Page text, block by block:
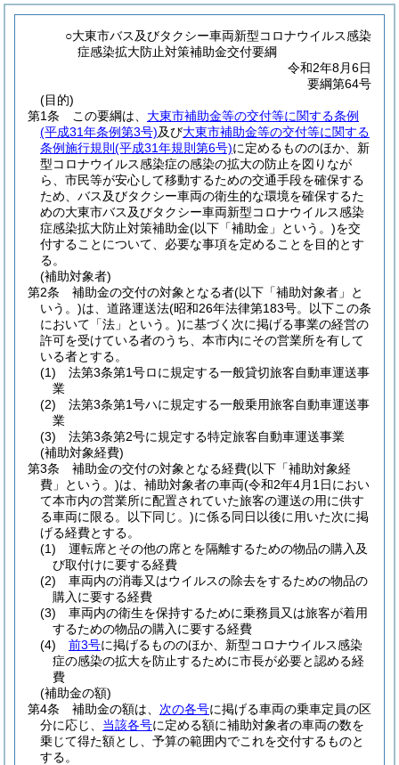
○大東市バス及びタクシー車両新型コロナウイルス感染
症感染拡大防止対策補助金交付要綱
令和2年8月6日
要綱第64号
(目的)
第1条
この要綱は、 大東市補助金等の交付等に関する条例
(平成31年条例第3号)及び大東市補助金等の交付等に関する
条例施行規則 (平成31年規則第6号)に定めるもののほか、新
型コロナウイルス感染症の感染の拡大の防止を図りなが
ら、市民等が安心して移動するための交通手段を確保する
ため、バス及びタクシー車両の衛生的な環境を確保するた
めの大東市バス及びタクシー車両新型コロナウイルス感染
症感染拡大防止対策補助金(以下「補助金」という。)を交
付することについて、必要な事項を定めることを目的とす
る。
(補助対象者)
第2条
補助金の交付の対象となる者(以下「補助対象者」と
いう。)は、道路運送法(昭和26年法律第183号。以下この条
において「法」という。)に基づく次に掲げる事業の経営の
許可を受けている者のうち、本市内にその営業所を有して
いる者とする。
(1)
法第3条第1号ロに規定する一般貸切旅客自動車運送事
業
(2)
法第3条第1号ハに規定する一般乗用旅客自動車運送事
業
(3)
法第3条第2号に規定する特定旅客自動車運送事業
(補助対象経費)
第3条
補助金の交付の対象となる経費(以下「補助対象経
費」という。)は、補助対象者の車両(令和2年4月1日におい
て本市内の営業所に配置されていた旅客の運送の用に供す
る車両に限る。以下同じ。)に係る同日以後に用いた次に掲
げる経費とする。
(1)
運転席とその他の席とを隔離するための物品の購入及
び取付けに要する経費
(2)
車両内の消毒又はウイルスの除去をするための物品の
購入に要する経費
(3)
車両内の衛生を保持するために乗務員又は旅客が着用
するための物品の購入に要する経費
(4)
前3号に掲げるもののほか、新型コロナウイルス感染
症の感染の拡大を防止するために市長が必要と認める経
費
(補助金の額)
第4条
補助金の額は、 次の各号に掲げる車両の乗車定員の区
分に応じ、 当該各号に定める額に補助対象者の車両の数を
乗じて得た額とし、予算の範囲内でこれを交付するものと
する。